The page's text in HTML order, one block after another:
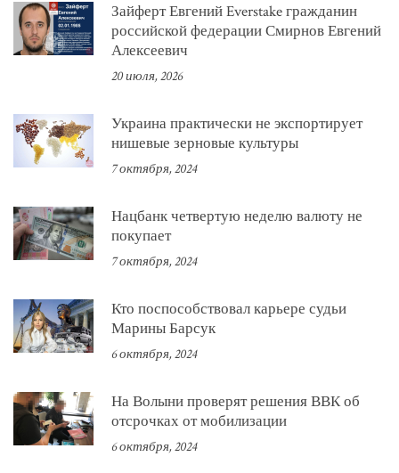
Зайферт Евгений Everstake гражданин
российской федерации Смирнов Евгений
Алексеевич
20 июля, 2026
Украина практически не экспортирует
нишевые зерновые культуры
7 октября, 2024
Нацбанк четвертую неделю валюту не
покупает
7 октября, 2024
Кто поспособствовал карьере судьи
Марины Барсук
6 октября, 2024
На Волыни проверят решения ВВК об
отсрочках от мобилизации
6 октября, 2024